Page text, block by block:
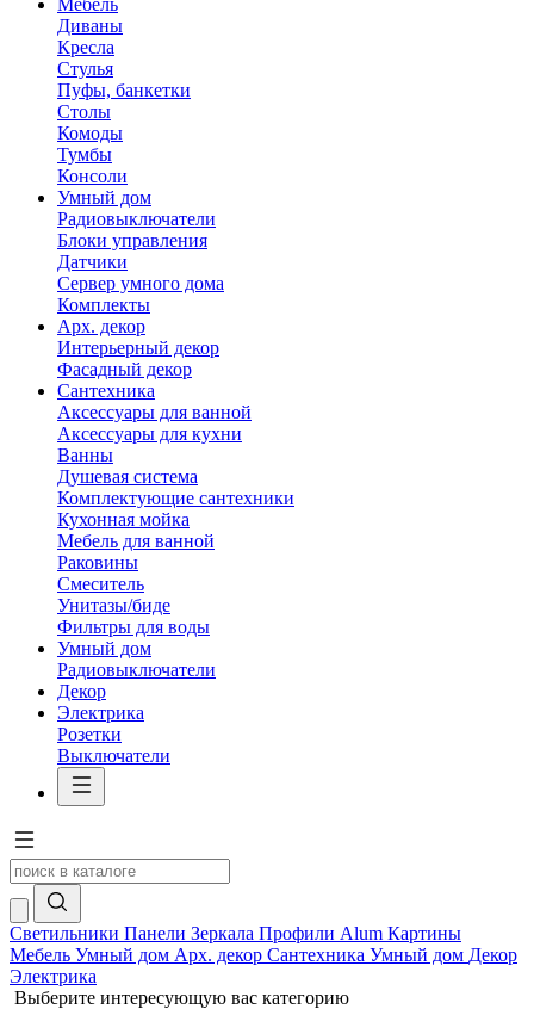
Мебель
Диваны
Кресла
Стулья
Пуфы, банкетки
Столы
Комоды
Тумбы
Консоли
Умный дом
Радиовыключатели
Блоки управления
Датчики
Сервер умного дома
Комплекты
Арх. декор
Интерьерный декор
Фасадный декор
Сантехника
Аксессуары для ванной
Аксессуары для кухни
Ванны
Душевая система
Комплектующие сантехники
Кухонная мойка
Мебель для ванной
Раковины
Смеситель
Унитазы/биде
Фильтры для воды
Умный дом
Радиовыключатели
Декор
Электрика
Розетки
Выключатели
Светильники Панели Зеркала Профили Alum Картины
Мебель Умный дом Арх. декор Сантехника Умный дом Декор
Электрика
Выберите интересующую вас категорию